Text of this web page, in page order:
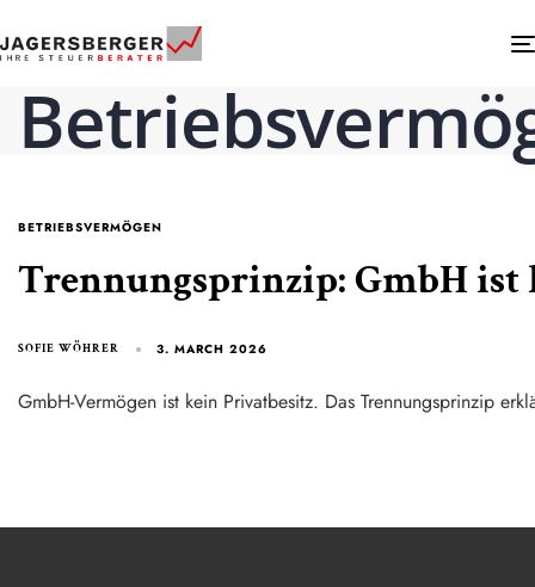
BETRIEBSVERMÖGEN
Trennungsprinzip: GmbH ist
SOFIE WÖHRER 3. MARCH 2026
GmbH-Vermögen ist kein Privatbesitz. Das Trennungsprinzip